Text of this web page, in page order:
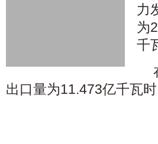
力
为
千
出口量为11.473亿千瓦